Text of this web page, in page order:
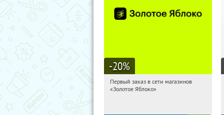
-20%
14:10:27
Получи первым!
Первый заказ в сети магазинов
«Золотое Яблоко»